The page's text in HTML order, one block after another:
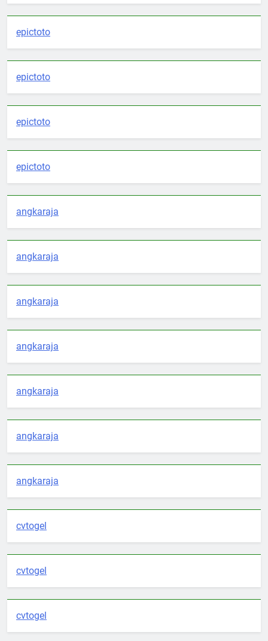
epictoto
epictoto
epictoto
epictoto
angkaraja
angkaraja
angkaraja
angkaraja
angkaraja
angkaraja
angkaraja
cvtogel
cvtogel
cvtogel